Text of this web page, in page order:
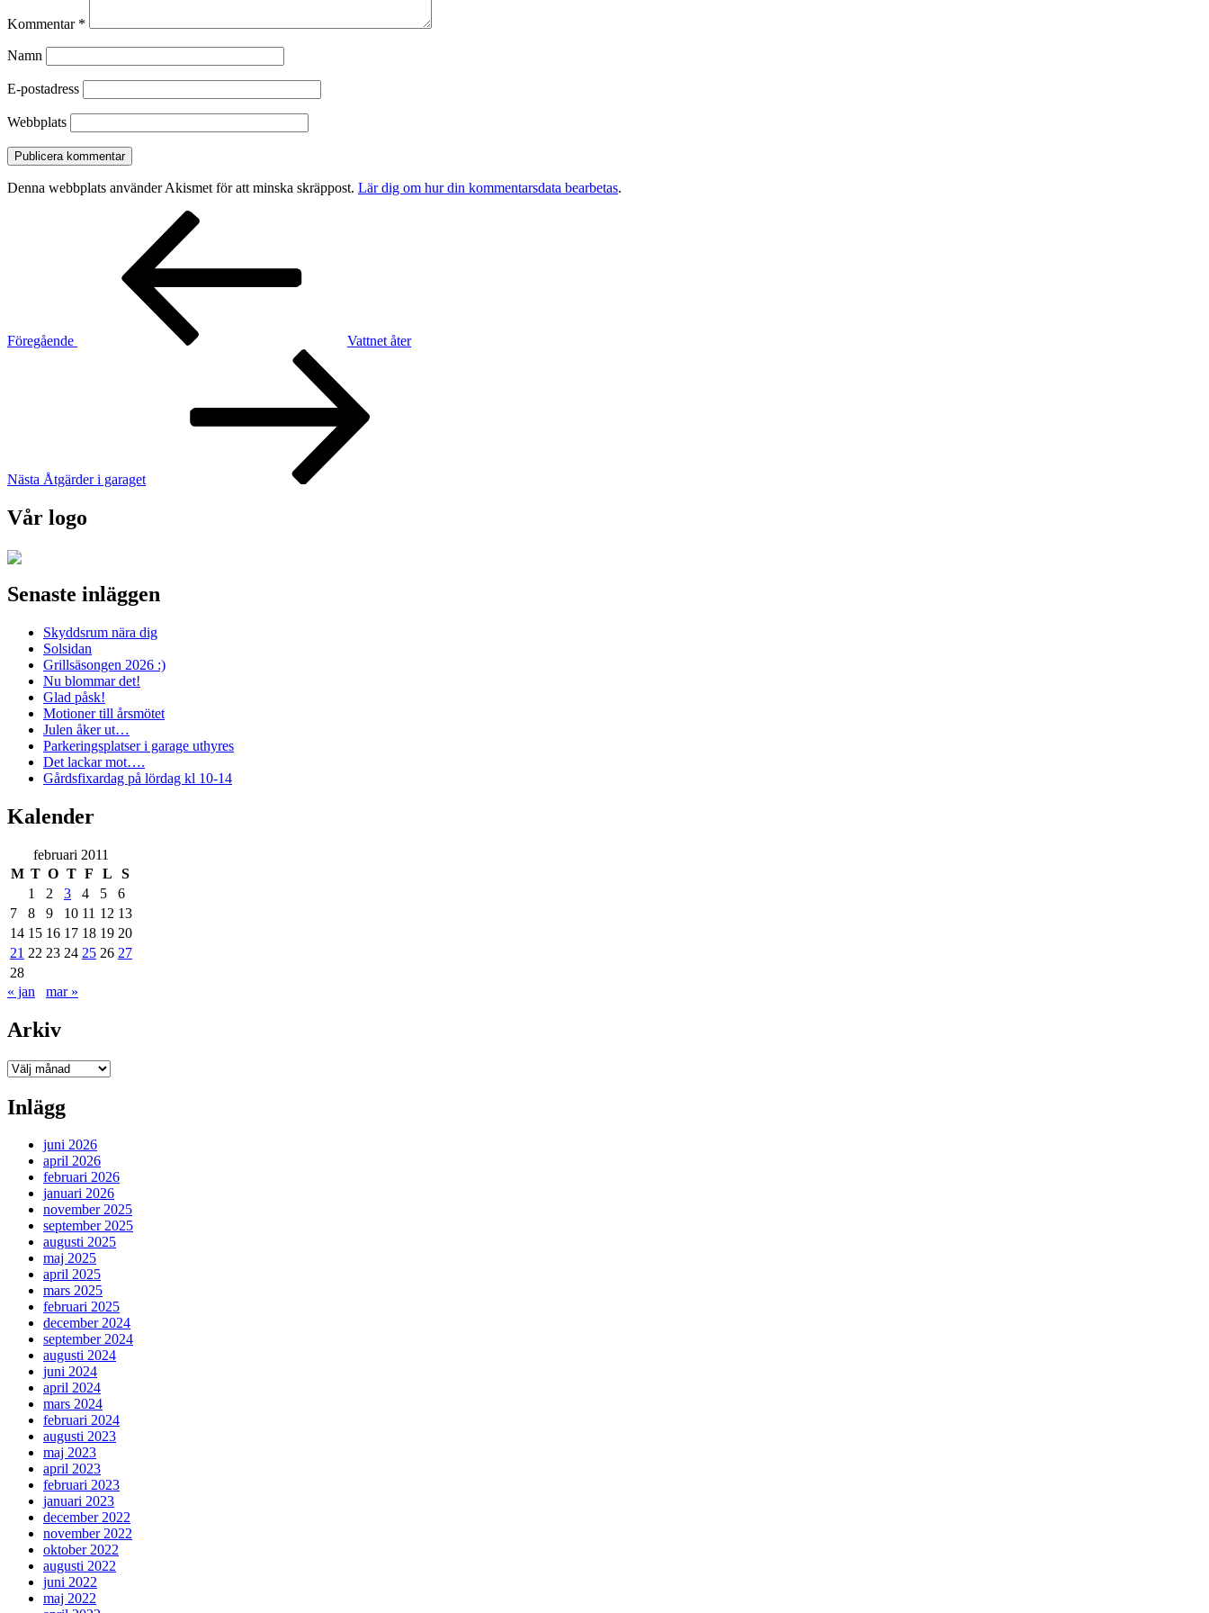
Kommentar *
Namn
E-postadress
Webbplats
Denna webbplats använder Akismet för att minska skräppost. Lär dig om hur din kommentarsdata bearbetas.
Inläggsnavigering
Föregående
Vattnet åter
Nästa Åtgärder i garaget
Vår logo
Senaste inläggen
Skyddsrum nära dig
Solsidan
Grillsäsongen 2026 :)
Nu blommar det!
Glad påsk!
Motioner till årsmötet
Julen åker ut…
Parkeringsplatser i garage uthyres
Det lackar mot….
Gårdsfixardag på lördag kl 10-14
Kalender
februari 2011
M T O T F L
S
1
2 3 4 5
6
7
8 9 10 11 12 13
14 15 16 17 18 19 20
21 22 23 24 25 26 27
28
« jan
mar »
Arkiv
Arkiv
Inlägg
juni 2026
april 2026
februari 2026
januari 2026
november 2025
september 2025
augusti 2025
maj 2025
april 2025
mars 2025
februari 2025
december 2024
september 2024
augusti 2024
juni 2024
april 2024
mars 2024
februari 2024
augusti 2023
maj 2023
april 2023
februari 2023
januari 2023
december 2022
november 2022
oktober 2022
augusti 2022
juni 2022
maj 2022